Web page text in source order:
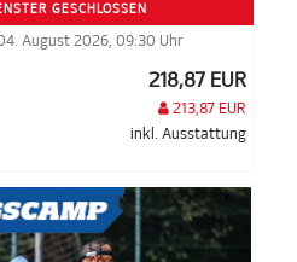
GESCHLOSSEN
August 2026, 09:30 Uhr
218,87 EUR
213,87 EUR
inkl. Ausstattung